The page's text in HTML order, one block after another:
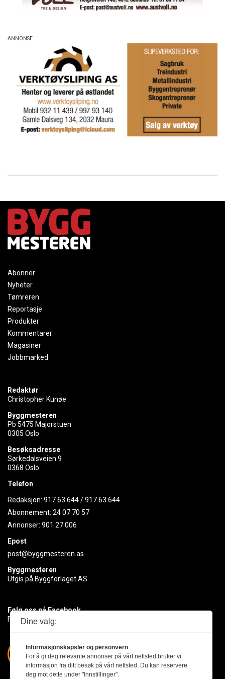
Abonner
Nyheter
Tømreren
Reportasje
Produkter
Kommentarer
Magasiner
Jobbmarked
Redaktør
Christopher Kunøe
Byggmesteren
Pb 5475 Majorstuen
0305 Oslo
Besøksadresse
Sørkedalsveien 9
0368 Oslo
Telefon
Redaksjon: 917 63 644/917 63 644
Abonnement: 24 07 70 57
Annonser: 901 27 006
Epost
post@byggmesteren.as
Byggmesteren
Utgis på Byggforlaget AS.
Følg oss på Facebook
Få med deg det siste innen byggebransjen
Dine valg:
Informasjonskapsler og personvern
For å gi deg relevante annonser på vårt nettsted bruker vi
informasjon fra ditt besøk på vårt nettsted. Du kan reservere
deg mot dette under "Innstillinger".